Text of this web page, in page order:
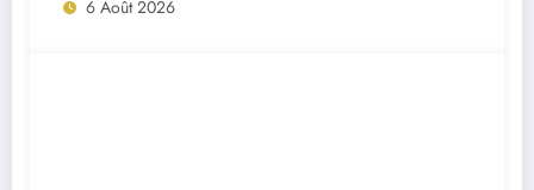
6 Août 2026